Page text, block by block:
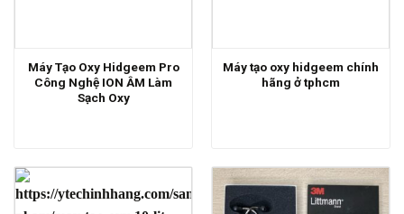
Máy Tạo Oxy Hidgeem Pro
Công Nghệ ION ÂM Làm
Sạch Oxy
Máy tạo oxy hidgeem chính
hãng ở tphcm